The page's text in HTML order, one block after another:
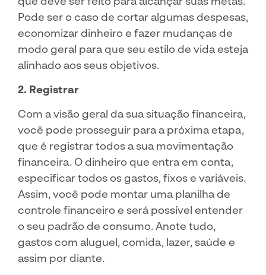
Pode ser o caso de cortar algumas despesas,
economizar dinheiro e fazer mudanças de
modo geral para que seu estilo de vida esteja
alinhado aos seus objetivos.
2. Registrar
Com a visão geral da sua situação financeira,
você pode prosseguir para a próxima etapa,
que é registrar todos a sua movimentação
financeira. O dinheiro que entra em conta,
especificar todos os gastos, fixos e variáveis.
Assim, você pode montar uma planilha de
controle financeiro e será possível entender
o seu padrão de consumo. Anote tudo,
gastos com aluguel, comida, lazer, saúde e
assim por diante.